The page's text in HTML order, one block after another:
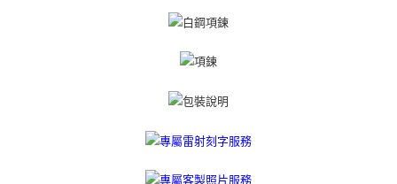
繫恩沛科技股份有限公司。若您不同意我們將上開所示之個人資料，連同必
要之購買訂單資訊提供予 AFTEE ，或讓 AFTEE 蒐集處理利用您的個人資